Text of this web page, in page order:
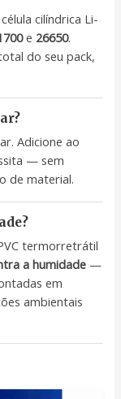
cilíndrica Li-
e 26650.
do seu pack,
Adicione ao
— sem
de material.
termorretrátil
a humidade —
em
ambientais